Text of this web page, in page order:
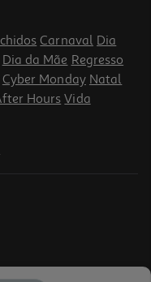
Carnaval Dia
Dia da Mãe Regresso
Cyber Monday Natal
Hours Vida